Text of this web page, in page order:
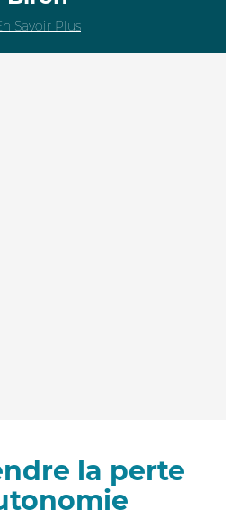
Savoir Plus
la perte